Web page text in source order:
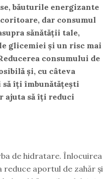
băuturile energizante
dar consumul
sănătății tale,
glicemiei și un risc mai
consumului de
și, cu câteva
îți îmbunătățești
ajuta să îți reduci
de hidratare. Înlocuirea
aportul de zahăr și